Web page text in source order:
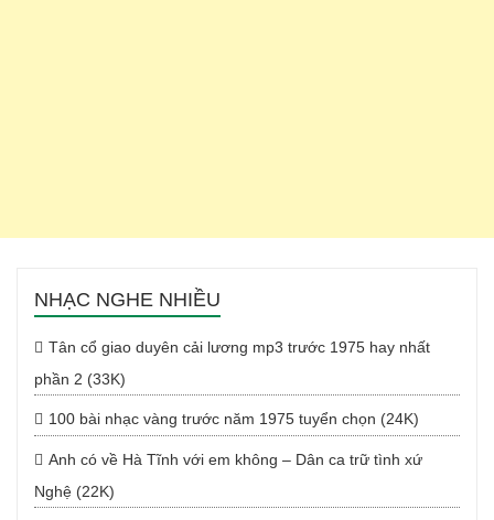
NHẠC NGHE NHIỀU
Tân cổ giao duyên cải lương mp3 trước 1975 hay nhất
phần 2 (33K)
100 bài nhạc vàng trước năm 1975 tuyển chọn (24K)
Anh có về Hà Tĩnh với em không – Dân ca trữ tình xứ
Nghệ (22K)